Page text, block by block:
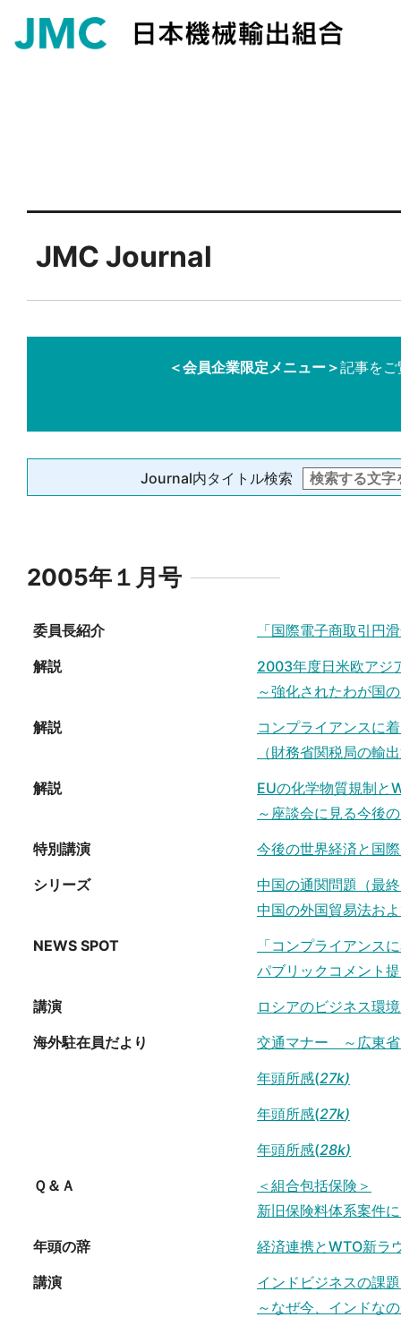
JMC Journal
＜会員企業限定メニュー＞記事を
Journal内タイトル検索
2005年１月号
委員長紹介
「国際電子商取引円
解説
2003年度日米欧アジ
～強化されたわが国
解説
コンプライアンスに
（財務省関税局の輸
解説
EUの化学物質規制と
～座談会に見る今後
特別講演
今後の世界経済と国
シリーズ
中国の通関問題（最
中国の外国貿易法お
NEWS SPOT
「コンプライアンス
パブリックコメント
講演
ロシアのビジネス環
海外駐在員だより
交通マナー ～広東
年頭所感(27k)
年頭所感(27k)
年頭所感(28k)
Ｑ＆Ａ
＜組合包括保険＞
新旧保険料体系案件
年頭の辞
経済連携とWTO新ラ
講演
インドビジネスの課
～なぜ今、インドな